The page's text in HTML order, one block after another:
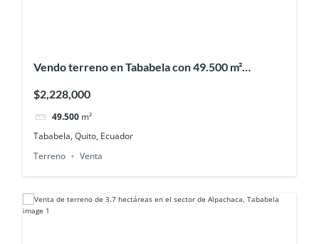
Vendo terreno en Tababela con 49.500 m²
$2,228,000
49.500 m²
Tababela, Quito, Ecuador
Terreno
Venta